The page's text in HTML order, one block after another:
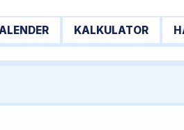
KALKULATOR